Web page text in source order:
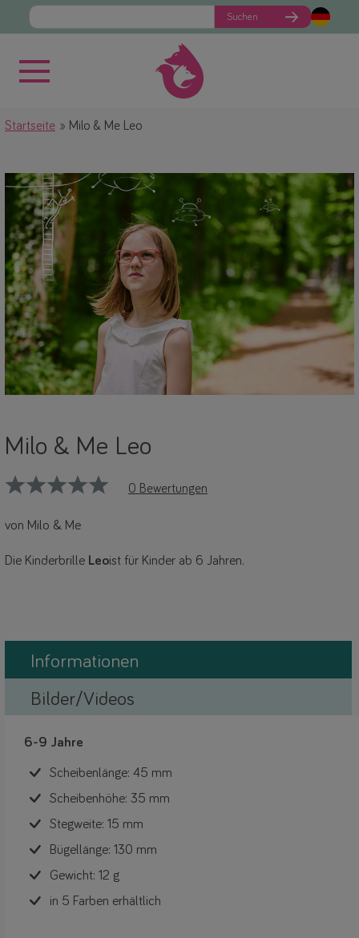
Suchen
Startseite Milo & Me Leo
Milo & Me Leo
0 Bewertungen
von Milo & Me
Die Kinderbrille Leoist für Kinder ab 6 Jahren.
Informationen
Bilder/Videos
6-9 Jahre
Scheibenlänge: 45 mm
Scheibenhöhe: 35 mm
Stegweite: 15 mm
Bügellänge: 130 mm
Gewicht: 12 g
in 5 Farben erhältlich